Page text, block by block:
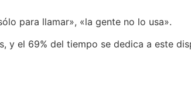
para llamar», «la gente no lo usa».
y el 69% del tiempo se dedica a este